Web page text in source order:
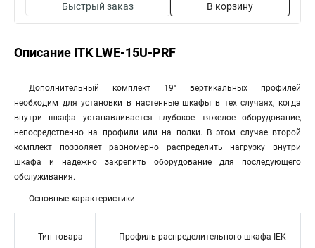
Быстрый заказ В корзину
Описание ITK LWE-15U-PRF
Дополнительный комплект 19" вертикальных профилей
необходим для установки в настенные шкафы в тех случаях, когда
внутри шкафа устанавливается глубокое тяжелое оборудование,
непосредственно на профили или на полки. В этом случае второй
комплект позволяет равномерно распределить нагрузку внутри
шкафа и надежно закрепить оборудование для последующего
обслуживания.
Основные характеристики
Тип товара Профиль распределительного шкафа IEK